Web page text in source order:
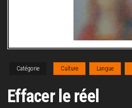
Catégorie Culture Langue
Effacer le réel